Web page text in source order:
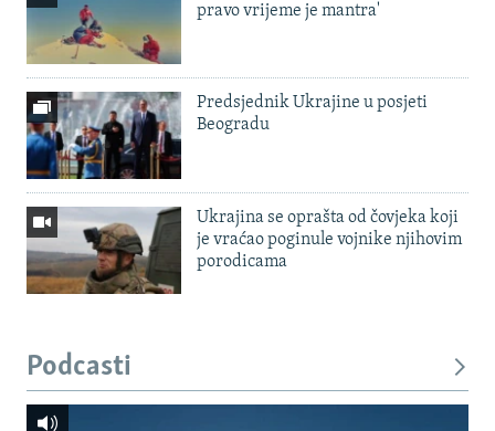
pravo vrijeme je mantra'
Predsjednik Ukrajine u posjeti
Beogradu
Ukrajina se oprašta od čovjeka koji
je vraćao poginule vojnike njihovim
porodicama
Podcasti